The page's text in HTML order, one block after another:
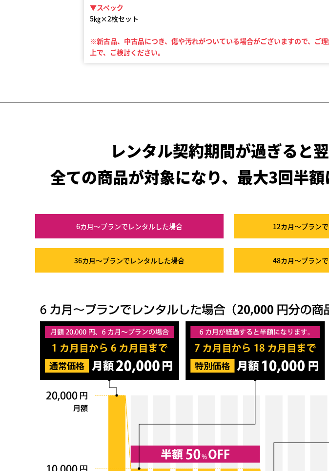
▼スペック
5㎏×2枚セット
※新古品、中古品につき、傷や汚れがついている場合がございますので、ご
上で、ご検討ください。
レンタル契約期間が過ぎると
全ての商品が対象になり、最大3回半
6カ月～プランでレンタルした場合 12カ月～プラン
36カ月～プランでレンタルした場合 48カ月～プラン